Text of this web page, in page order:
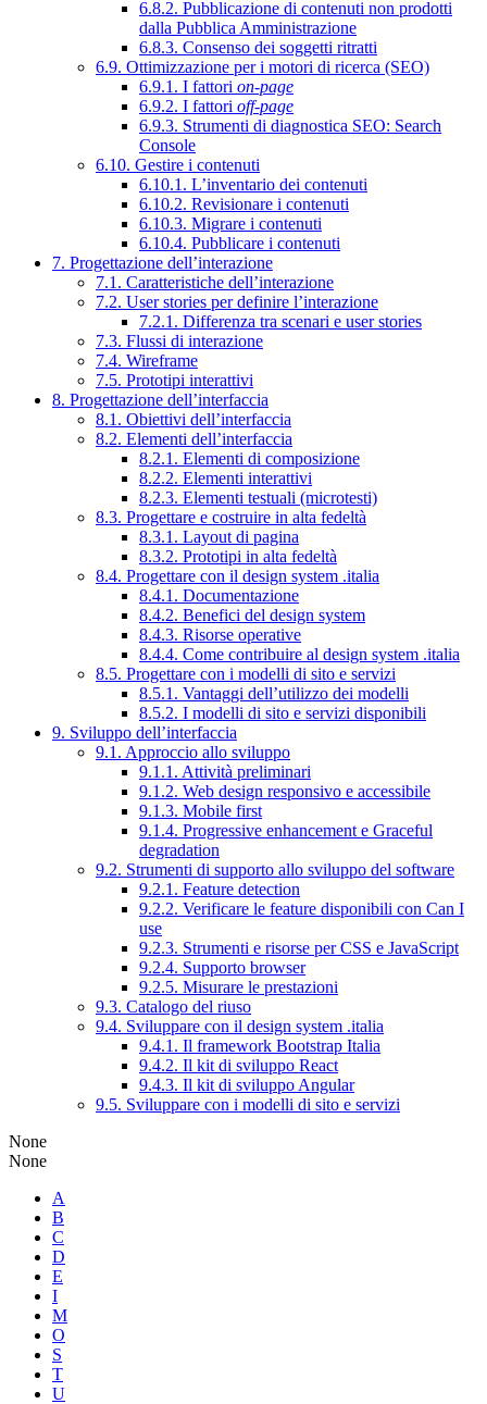
6.8.2. Pubblicazione di contenuti non prodotti
dalla Pubblica Amministrazione
6.8.3. Consenso dei soggetti ritratti
6.9. Ottimizzazione per i motori di ricerca (SEO)
6.9.1. I fattori on-page
6.9.2. I fattori off-page
6.9.3. Strumenti di diagnostica SEO: Search
Console
6.10. Gestire i contenuti
6.10.1. L’inventario dei contenuti
6.10.2. Revisionare i contenuti
6.10.3. Migrare i contenuti
6.10.4. Pubblicare i contenuti
7. Progettazione dell’interazione
7.1. Caratteristiche dell’interazione
7.2. User stories per definire l’interazione
7.2.1. Differenza tra scenari e user stories
7.3. Flussi di interazione
7.4. Wireframe
7.5. Prototipi interattivi
8. Progettazione dell’interfaccia
8.1. Obiettivi dell’interfaccia
8.2. Elementi dell’interfaccia
8.2.1. Elementi di composizione
8.2.2. Elementi interattivi
8.2.3. Elementi testuali (microtesti)
8.3. Progettare e costruire in alta fedeltà
8.3.1. Layout di pagina
8.3.2. Prototipi in alta fedeltà
8.4. Progettare con il design system .italia
8.4.1. Documentazione
8.4.2. Benefici del design system
8.4.3. Risorse operative
8.4.4. Come contribuire al design system .italia
8.5. Progettare con i modelli di sito e servizi
8.5.1. Vantaggi dell’utilizzo dei modelli
8.5.2. I modelli di sito e servizi disponibili
9. Sviluppo dell’interfaccia
9.1. Approccio allo sviluppo
9.1.1. Attività preliminari
9.1.2. Web design responsivo e accessibile
9.1.3. Mobile first
9.1.4. Progressive enhancement e Graceful
degradation
9.2. Strumenti di supporto allo sviluppo del software
9.2.1. Feature detection
9.2.2. Verificare le feature disponibili con Can I
use
9.2.3. Strumenti e risorse per CSS e JavaScript
9.2.4. Supporto browser
9.2.5. Misurare le prestazioni
9.3. Catalogo del riuso
9.4. Sviluppare con il design system .italia
9.4.1. Il framework Bootstrap Italia
9.4.2. Il kit di sviluppo React
9.4.3. Il kit di sviluppo Angular
9.5. Sviluppare con i modelli di sito e servizi
None
None
A
B
C
D
E
I
M
O
S
T
U